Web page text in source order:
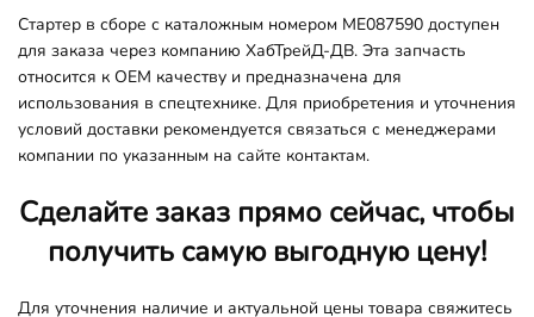
Стартер в сборе с каталожным номером ME087590 доступен
для заказа через компанию ХабТрейД-ДВ. Эта запчасть
относится к OEM качеству и предназначена для
использования в спецтехнике. Для приобретения и уточнения
условий доставки рекомендуется связаться с менеджерами
компании по указанным на сайте контактам​.
Сделайте заказ прямо сейчас, чтобы
получить самую выгодную цену!
Для уточнения наличие и актуальной цены товара свяжитесь